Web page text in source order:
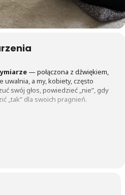
— połączona z dźwiękiem,
uwalnia, a my, kobiety, często
swój głos, powiedzieć „nie”, gdy
„tak” dla swoich pragnień.
kontaktu z ciałem